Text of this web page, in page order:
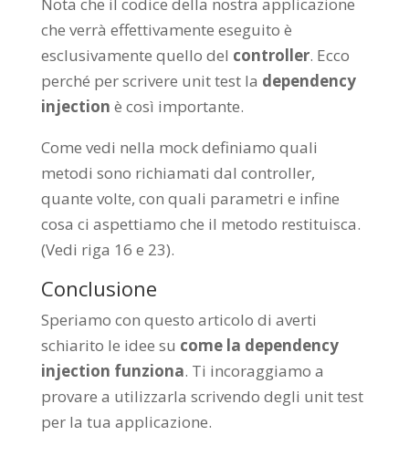
che verrà effettivamente eseguito è
esclusivamente quello del controller. Ecco
perché per scrivere unit test la dependency
injection è così importante.
Come vedi nella mock definiamo quali
metodi sono richiamati dal controller,
quante volte, con quali parametri e infine
cosa ci aspettiamo che il metodo restituisca.
(Vedi riga 16 e 23).
Conclusione
Speriamo con questo articolo di averti
schiarito le idee su come la dependency
injection funziona. Ti incoraggiamo a
provare a utilizzarla scrivendo degli unit test
per la tua applicazione.